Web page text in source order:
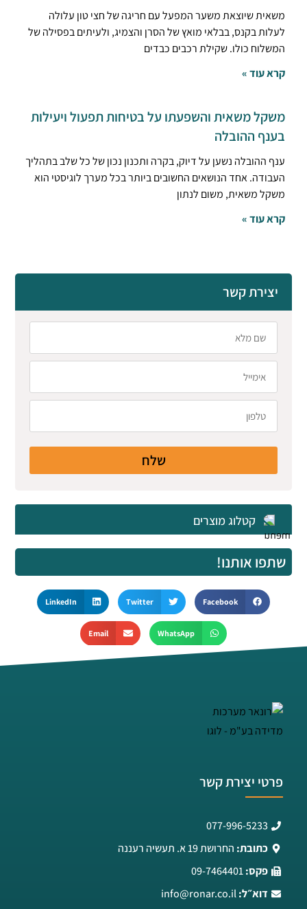
משאית שיוצאת משער המפעל עם חריגה של חצי טון עלולה
לעלות בקנס, בבלאי מואץ של הסרן והצמיג, ולעיתים בפסילה של
המשלוח כולו. שקילת רכבים כבדים
קרא עוד »
משקל משאית והשפעתו על בטיחות תפעול ויעילות
בענף ההובלה
ענף ההובלה נשען על דיוק, בקרה ותכנון נכון של כל שלב בתהליך
העבודה. אחד הנושאים החשובים ביותר בכל מערך לוגיסטי הוא
משקל משאית, משום לנתון
קרא עוד »
יצירת קשר
שלח
קטלוג מוצרים
שתפו אותנו!
Facebook
Twitter
LinkedIn
WhatsApp
Email
פרטי יצירת קשר
077-996-5233
כתובת: החרושת 19 א. תעשיה רעננה
פקס:09-7464401
דוא״ל: info@ronar.co.il